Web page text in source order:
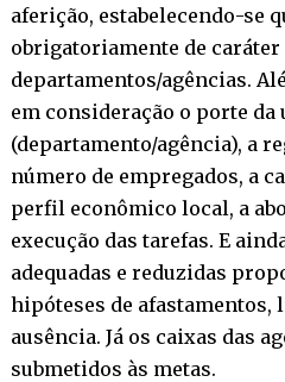
aferição, estabelecendo-se
obrigatoriamente de
departamentos/agências.
em consideração o porte da
(departamento/agência), a
número de empregados, a
perfil econômico local, a
execução das tarefas. E
adequadas e reduzidas
hipóteses de afastamentos,
ausência. Já os caixas das
submetidos às metas.